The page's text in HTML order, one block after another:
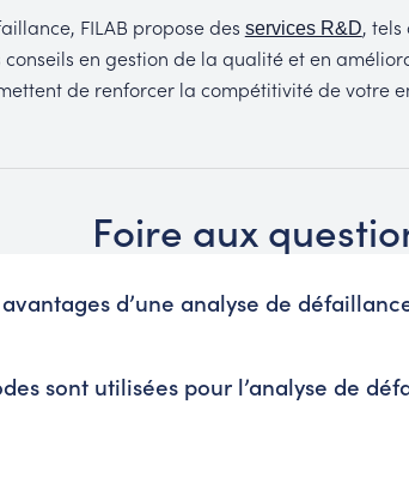
FILAB propose des services R&D, tels
en gestion de la qualité et en
de renforcer la compétitivité de votre
Foire aux
d’une analyse de
sont utilisées pour l’analyse de